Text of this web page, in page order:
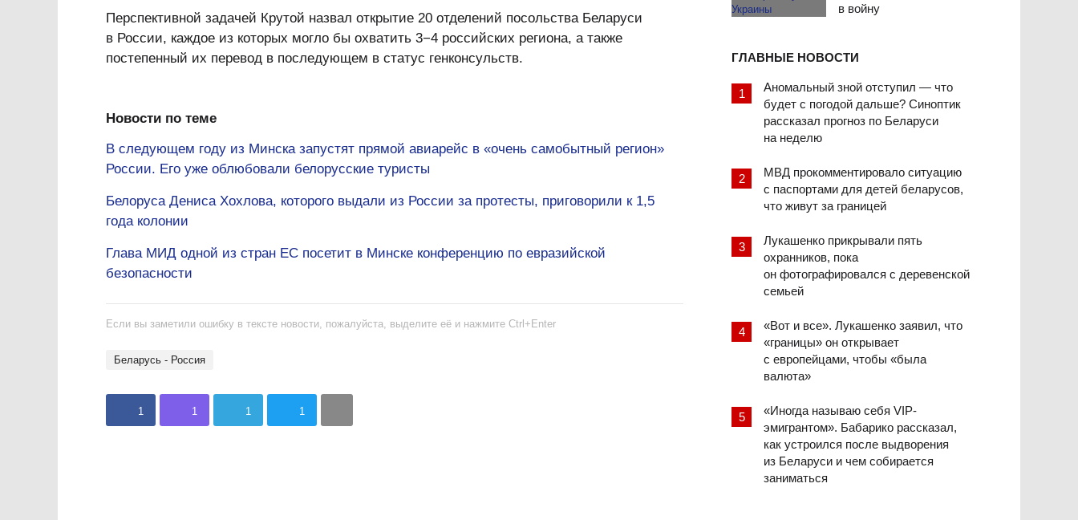
в войну
ГЛАВНЫЕ НОВОСТИ
Аномальный зной отступил — что
будет с погодой дальше? Синоптик
рассказал прогноз по Беларуси
на неделю
МВД прокомментировало ситуацию
с паспортами для детей беларусов,
что живут за границей
Лукашенко прикрывали пять
охранников, пока
он фотографировался с деревенской
семьей
«Вот и все». Лукашенко заявил, что
«границы» он открывает
с европейцами, чтобы «была
валюта»
«Иногда называю себя VIP-
эмигрантом». Бабарико рассказал,
как устроился после выдворения
из Беларуси и чем собирается
заниматься
Перспективной задачей Крутой назвал открытие 20 отделений посольства Беларуси
в России, каждое из которых могло бы охватить 3−4 российских региона, а также
постепенный их перевод в последующем в статус генконсульств.
Новости по теме
В следующем году из Минска запустят прямой авиарейс в «очень самобытный регион»
России. Его уже облюбовали белорусские туристы
Белоруса Дениса Хохлова, которого выдали из России за протесты, приговорили к 1,5
года колонии
Глава МИД одной из стран ЕС посетит в Минске конференцию по евразийской
безопасности
Если вы заметили ошибку в тексте новости, пожалуйста, выделите её и нажмите Ctrl+Enter
Беларусь - Россия
1 1 1 1